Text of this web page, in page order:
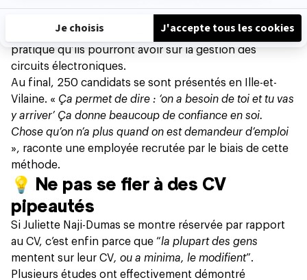
pince ou encore à faire des points au centre d’un rond.
Pourquoi ? Car c’est un geste qui ressemble à la
pratique qu’ils pourront avoir sur la gestion des
circuits électroniques.
Au final, 250 candidats se sont présentés en Ille-et-
Vilaine. « Ça permet de dire : ‘on a besoin de toi et tu vas
y arriver’ Ça donne beaucoup de confiance en soi.
Chose qu’on n’a plus quand on est demandeur d’emploi
», raconte une employée recrutée par le biais de cette
méthode.
💡 Ne pas se fier à des CV
pipeautés
Si Juliette Naji-Dumas se montre réservée par rapport
au CV, c’est enfin parce que “la plupart des gens
mentent sur leur CV, ou a minima, le modifient”.
Plusieurs études ont effectivement démontré